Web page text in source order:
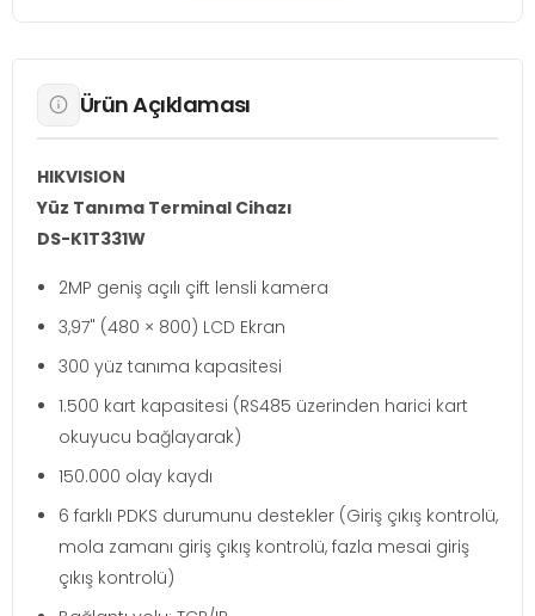
Ürün Açıklaması
HIKVISION
Yüz Tanıma Terminal Cihazı
DS-K1T331W
2MP geniş açılı çift lensli kamera
3,97" (480 × 800) LCD Ekran
300 yüz tanıma kapasitesi
1.500 kart kapasitesi (RS485 üzerinden harici kart
okuyucu bağlayarak)
150.000 olay kaydı
6 farklı PDKS durumunu destekler (Giriş çıkış kontrolü,
mola zamanı giriş çıkış kontrolü, fazla mesai giriş
çıkış kontrolü)